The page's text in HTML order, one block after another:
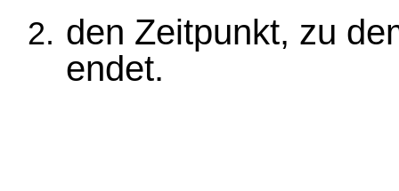
den Zeitpunkt, zu
endet.